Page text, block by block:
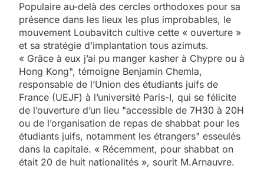
Populaire au-delà des cercles orthodoxes pour sa
présence dans les lieux les plus improbables, le
mouvement Loubavitch cultive cette « ouverture »
et sa stratégie d’implantation tous azimuts.
« Grâce à eux j’ai pu manger kasher à Chypre ou à
Hong Kong", témoigne Benjamin Chemla,
responsable de l’Union des étudiants juifs de
France (UEJF) à l’université Paris-I, qui se félicite
de l’ouverture d’un lieu "accessible de 7H30 à 20H
ou de l’organisation de repas de shabbat pour les
étudiants juifs, notamment les étrangers" esseulés
dans la capitale. « Récemment, pour shabbat on
était 20 de huit nationalités », sourit M.Arnauvre.